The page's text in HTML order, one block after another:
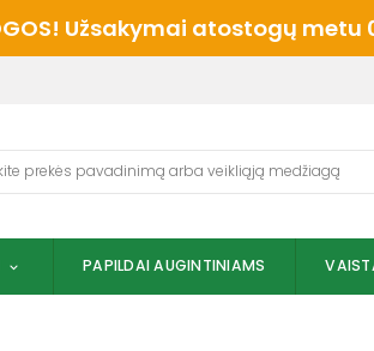
Užsakymai atostogų
PAPILDAI AUGINTINIAMS